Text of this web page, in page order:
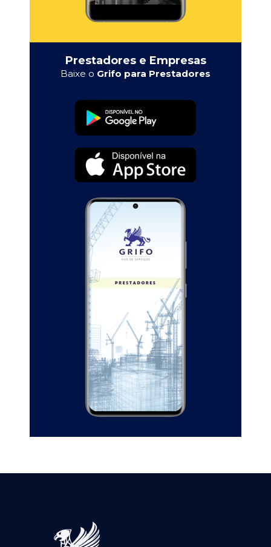
Prestadores e Empresas
Baixe o Grifo para Prestadores